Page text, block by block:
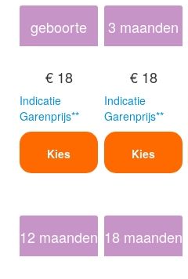
geboorte
€ 18
Indicatie
Garenprijs**
Kies
3 maanden
€ 18
Indicatie
Garenprijs**
Kies
12 maanden 18 maanden